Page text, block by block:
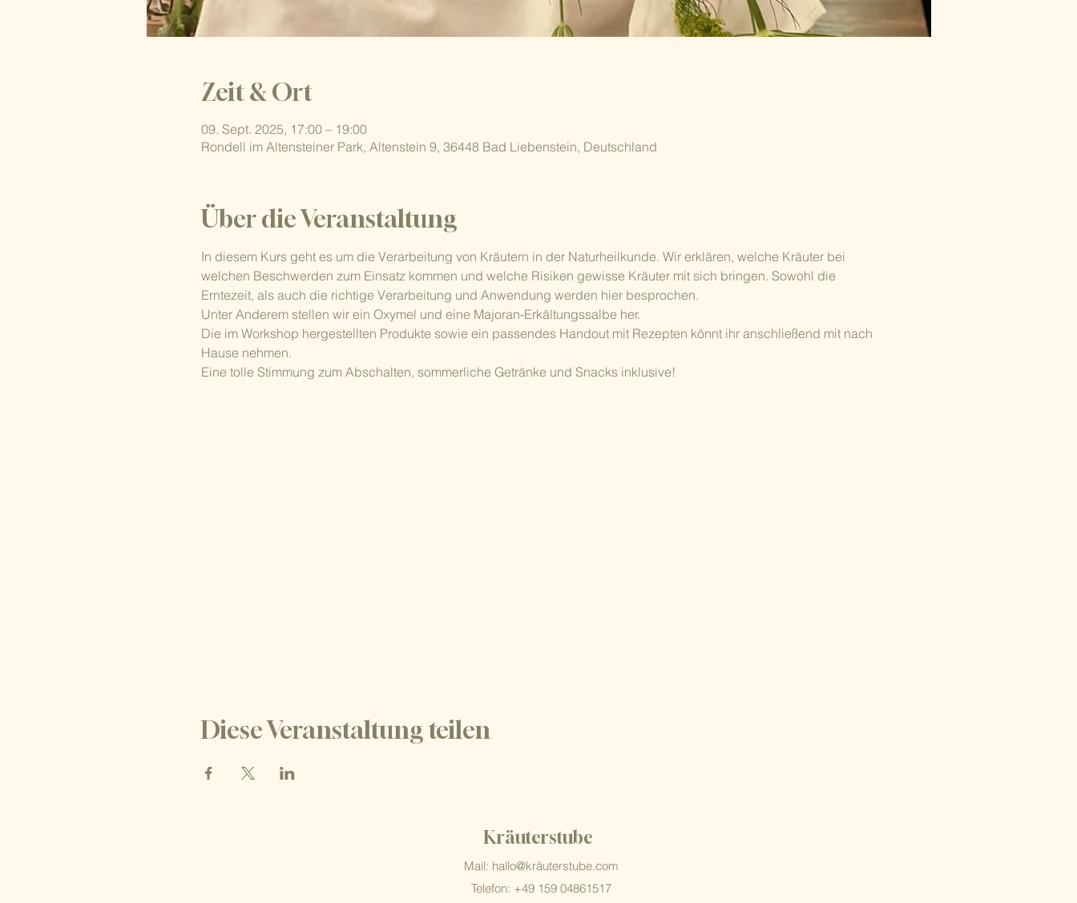
Zeit & Ort
09. Sept. 2025, 17:00 – 19:00
Rondell im Altensteiner Park, Altenstein 9, 36448 Bad Liebenstein, Deutschland
Über die Veranstaltung
In diesem Kurs geht es um die Verarbeitung von Kräutern in der Naturheilkunde. Wir erklären, welche Kräuter bei
welchen Beschwerden zum Einsatz kommen und welche Risiken gewisse Kräuter mit sich bringen. Sowohl die
Erntezeit, als auch die richtige Verarbeitung und Anwendung werden hier besprochen.
Unter Anderem stellen wir ein Oxymel und eine Majoran-Erkältungssalbe her.
Die im Workshop hergestellten Produkte sowie ein passendes Handout mit Rezepten könnt ihr anschließend mit nach
Hause nehmen.
Eine tolle Stimmung zum Abschalten, sommerliche Getränke und Snacks inklusive!
Diese Veranstaltung teilen
Kräuterstube
Mail: hallo@kräuterstube.com
Telefon: +49 159 04861517